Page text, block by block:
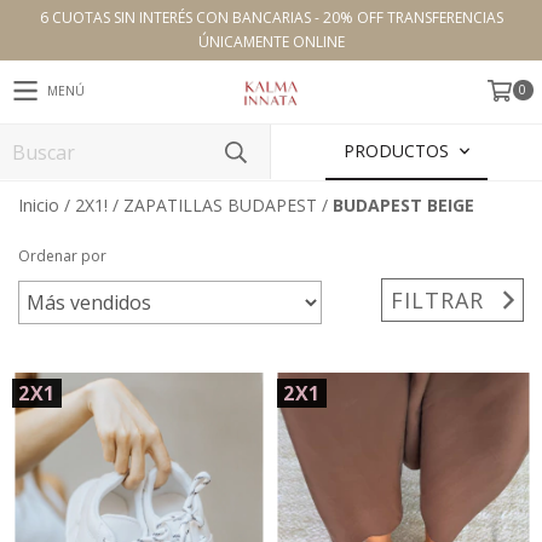
6 CUOTAS SIN INTERÉS CON BANCARIAS - 20% OFF TRANSFERENCIAS
ÚNICAMENTE ONLINE
MENÚ 0
PRODUCTOS
Inicio / 2X1! / ZAPATILLAS BUDAPEST / BUDAPEST BEIGE
Ordenar por
FILTRAR
2X1 2X1